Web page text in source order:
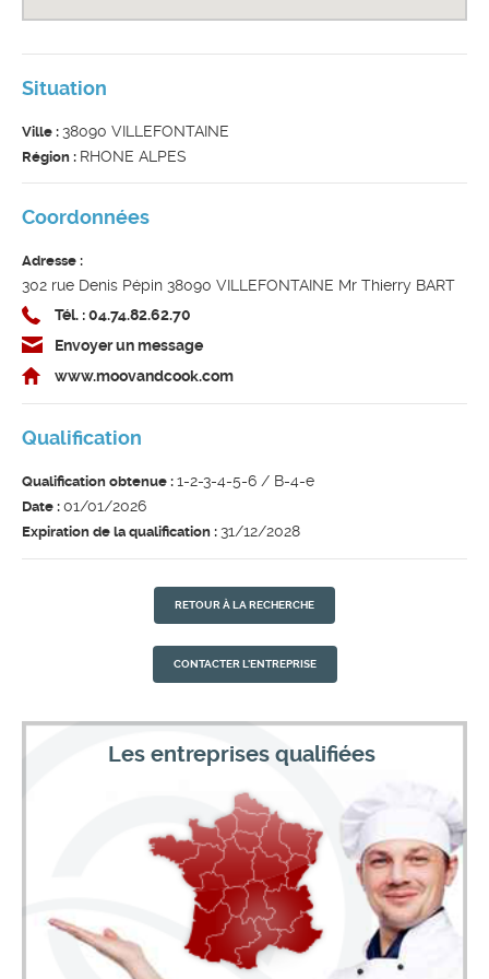
Situation
Ville : 38090 VILLEFONTAINE
Région : RHONE ALPES
Coordonnées
Adresse :
302 rue Denis Pépin 38090 VILLEFONTAINE Mr Thierry BART
Tél. : 04.74.82.62.70
Envoyer un message
www.moovandcook.com
Qualification
Qualification obtenue : 1-2-3-4-5-6 / B-4-e
Date : 01/01/2026
Expiration de la qualification : 31/12/2028
RETOUR À LA RECHERCHE
CONTACTER L'ENTREPRISE
Les entreprises qualifiées